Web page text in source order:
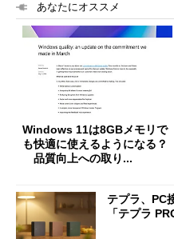
あなたにオススメ
Windows 11は8GBメモリで
も快適に使えるようになる？
品質向上への取り...
テプラ、PC
「テプラ